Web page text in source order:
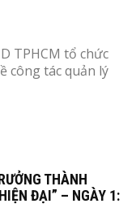
TPHCM tổ chức
công tác quản lý
THÀNH
ĐẠI” – NGÀY 1: